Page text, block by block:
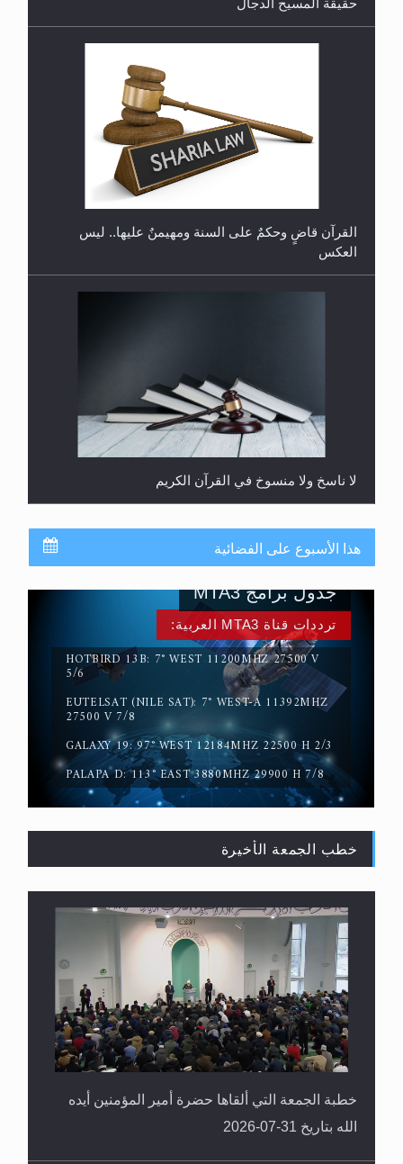
القرآن قاضٍ وحكمٌ على السنة ومهيمنٌ عليها.. ليس
العكس
لا ناسخ ولا منسوخ في القرآن الكريم
المفهوم الحقيقي للجهاد الإسلامي..
سورة التكوير تُنبئ بزمن بعثة المسيح الموعود عليه
هذا الأسبوع على الفضائية
ترددات قناة MTA3 العربية:
HOTBIRD 13B: 7° WEST 11200MHZ 27500 V
5/6
EUTELSAT (NILE SAT): 7° WEST-A 11392MHZ
27500 V 7/8
GALAXY 19: 97° WEST 12184MHZ 22500 H 2/3
PALAPA D: 113° EAST 3880MHZ 29900 H 7/8
جدول برامج MTA3
خطب الجمعة الأخيرة
خطبة الجمعة التي ألقاها حضرة أمير المؤمنين أيده
الله بتاريخ 31-07-2026